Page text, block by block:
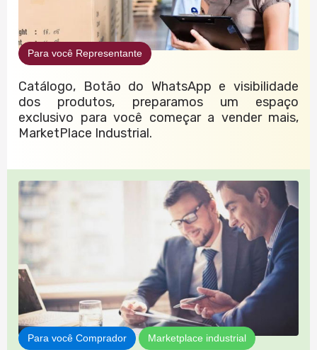
Para você Representante
Catálogo, Botão do WhatsApp e visibilidade
dos produtos, preparamos um espaço
exclusivo para você começar a vender mais,
MarketPlace Industrial.
Para você Comprador Marketplace industrial